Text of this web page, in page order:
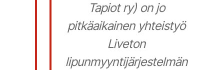
Tapiot ry) on jo
pitkäaikainen yhteistyö
Liveton
lipunmyyntijärjestelmän